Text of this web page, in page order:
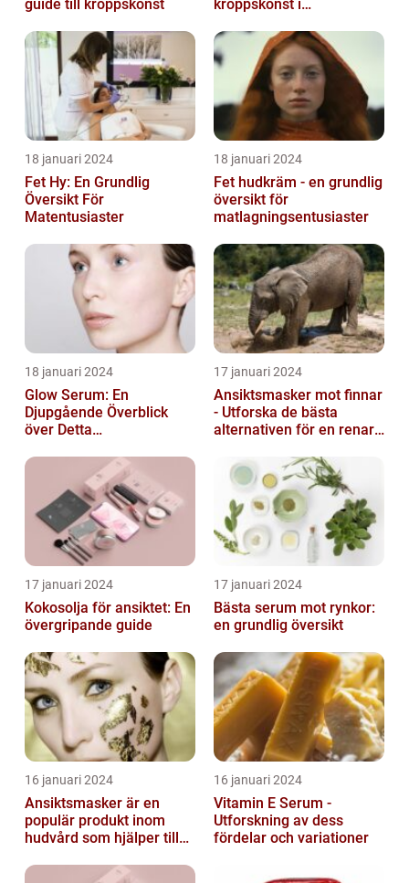
guide till kroppskonst
kroppskonst i
18 januari 2024
Fet Hy: En Grundlig
Översikt För
Matentusiaster
18 januari 2024
Fet hudkräm - en grundlig
översikt för
matlagningsentusiaster
18 januari 2024
Glow Serum: En
Djupgående Överblick
över Detta
17 januari 2024
Ansiktsmasker mot finnar
- Utforska de bästa
alternativen för en renare
17 januari 2024
Kokosolja för ansiktet: En
övergripande guide
17 januari 2024
Bästa serum mot rynkor:
en grundlig översikt
16 januari 2024
Ansiktsmasker är en
populär produkt inom
hudvård som hjälper till
näring åt hud...
16 januari 2024
Vitamin E Serum -
Utforskning av dess
fördelar och variationer